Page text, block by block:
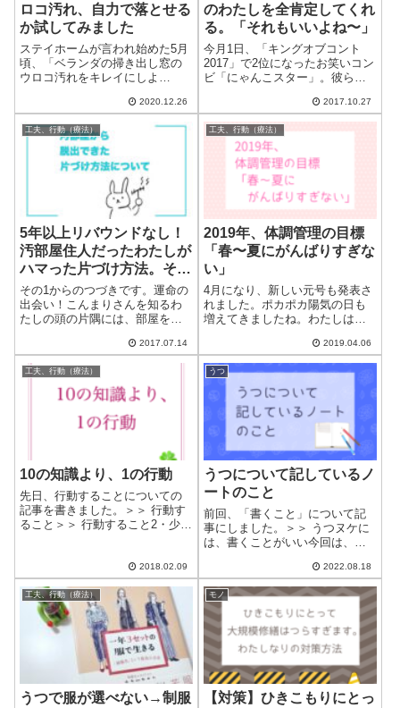
ロコ汚れ、自力で落とせる
か試してみました
ステイホームが言われ始めた5月
頃、「ベランダの掃き出し窓の
ウロコ汚れをキレイにしよ
して自力で落とせるのか、やり
誤し、苦戦した結果、ダイヤモ
ンドパッドを使うことでウロコ
汚れを落とすことに...
2020.12.26
のわたしを全肯定してくれ
る。「それもいいよね〜」
今月1日、「キングオブコント
2017」で2位になったお笑いコン
ビ「にゃんこスター」。彼らの
わたしでもいいと全肯定された
思いになった出来事がありまし
た。これって、けっこう大事な
ことかも？と思ったので記事に
します。目...
2017.10.27
工夫、行動（療法）
5年以上リバウンドなし！
汚部屋住人だったわたしが
ハマった片づけ方法。その
2
その1からのつづきです。運命の
出会い！こんまりさんを知るわ
たしの頭の片隅には、部屋を片
りました。だから、本屋さんで
片づけのコーナーを見たり、テ
レビを見たり、ネットで情報を
探したり。けれども、どうもピ
ンとくるものが...
2017.07.14
工夫、行動（療法）
2019年、体調管理の目標
「春〜夏にがんばりすぎな
い」
4月になり、新しい元号も発表さ
れました。ポカポカ陽気の日も
増えてきましたね。わたしは、
いぶん楽になってきました。や
はり、暖かいと体調が良く、寒
いと調子が悪いのだと実感しま
した。そこで、気が早いのです
が、次の冬に向...
2019.04.06
工夫、行動（療法）
10の知識より、1の行動
先日、行動することについての
記事を書きました。＞＞ 行動す
ること＞＞ 行動すること2・少し
と、身をもって実感していま
す。わたしは今まで、知識を得
るばかりでした。小さな頃から
外の世界となじ...
2018.02.09
うつ
うつについて記しているノ
ートのこと
前回、「書くこと」について記
事にしました。＞＞ うつヌケに
は、書くことがいい今回は、わ
「うつ」に関するノート（「う
つノート」）の話です。「うつ
ノート」のきっかけノートを書
くきっかけは、うつや自分自身
を何とかしよう...
2022.08.18
工夫、行動（療法）
うつで服が選べない→制服
モノ
【対策】ひきこもりにとっ